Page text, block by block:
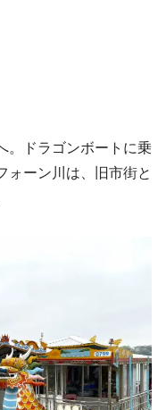
。ドラゴンボートに乗
ォーン川は、旧市街と